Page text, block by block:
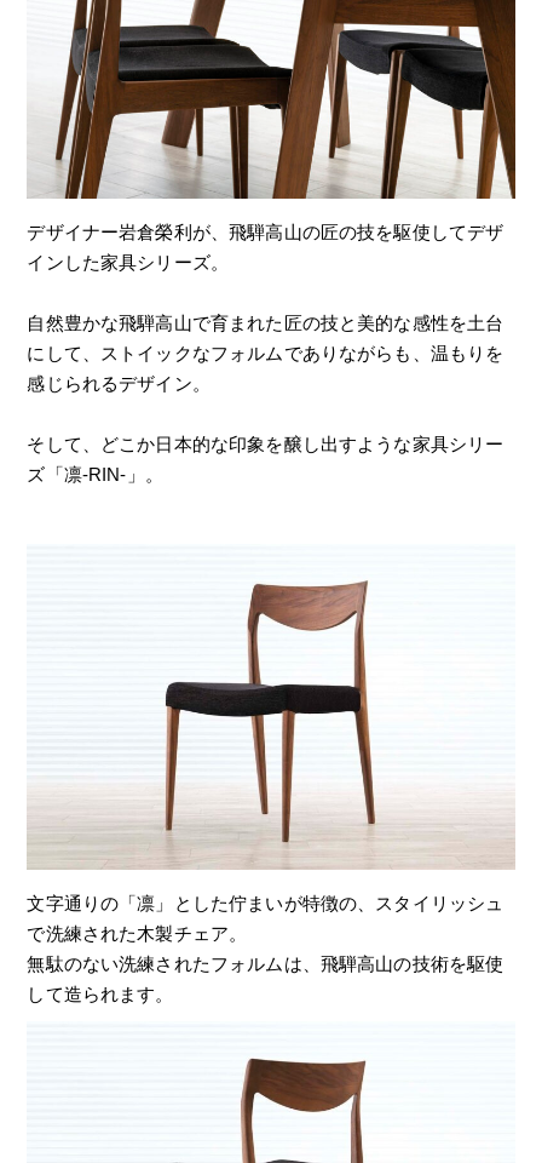
デザイナー岩倉榮利が、飛騨高山の匠の技を駆使してデザ
インした家具シリーズ。
自然豊かな飛騨高山で育まれた匠の技と美的な感性を土台
にして、ストイックなフォルムでありながらも、温もりを
感じられるデザイン。
そして、どこか日本的な印象を醸し出すような家具シリー
ズ「凛-RIN-」。
文字通りの「凛」とした佇まいが特徴の、スタイリッシュ
で洗練された木製チェア。
無駄のない洗練されたフォルムは、飛騨高山の技術を駆使
して造られます。